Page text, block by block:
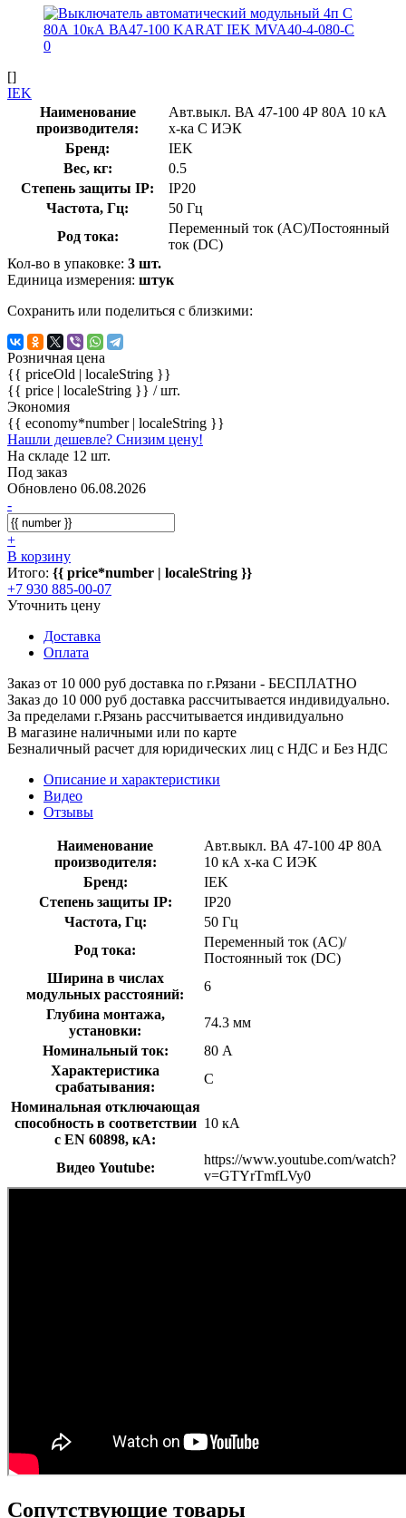
[]
IEK
Наименование
производителя:
Авт.выкл. ВА 47-100 4Р 80А 10 кА
х-ка С ИЭК
Бренд:
IEK
Вес, кг:
0.5
Степень защиты IP:
IP20
Частота, Гц:
50 Гц
Род тока:
Переменный ток (AC)/Постоянный
ток (DC)
Кол-во в упаковке: 3 шт.
Единица измерения: штук
Сохранить или поделиться с близкими:
Розничная цена
{{ priceOld | localeString }}
{{ price | localeString }} / шт.
Экономия
{{ economy*number | localeString }}
Нашли дешевле? Снизим цену!
На складе 12 шт.
Под заказ
Обновлено 06.08.2026
-
+
В корзину
Итого: {{ price*number | localeString }}
+7 930 885-00-07
Уточнить цену
Доставка
Оплата
Заказ от 10 000 руб доставка по г.Рязани - БЕСПЛАТНО
Заказ до 10 000 руб доставка рассчитывается индивидуально.
За пределами г.Рязань рассчитывается индивидуально
В магазине наличными или по карте
Безналичный расчет для юридических лиц с НДС и Без НДС
Описание и характеристики
Видео
Отзывы
Наименование
производителя:
Авт.выкл. ВА 47-100 4Р 80А
10 кА х-ка С ИЭК
Бренд:
IEK
Степень защиты IP:
IP20
Частота, Гц:
50 Гц
Род тока:
Переменный ток (AC)/
Постоянный ток (DC)
Ширина в числах
модульных расстояний:
6
Глубина монтажа,
установки:
74.3 мм
Номинальный ток:
80 А
Характеристика
срабатывания:
C
Номинальная отключающая
способность в соответствии
с EN 60898, кА:
10 кА
Видео Youtube:
https://www.youtube.com/watch?
v=GTYrTmfLVy0
Сопутствующие товары